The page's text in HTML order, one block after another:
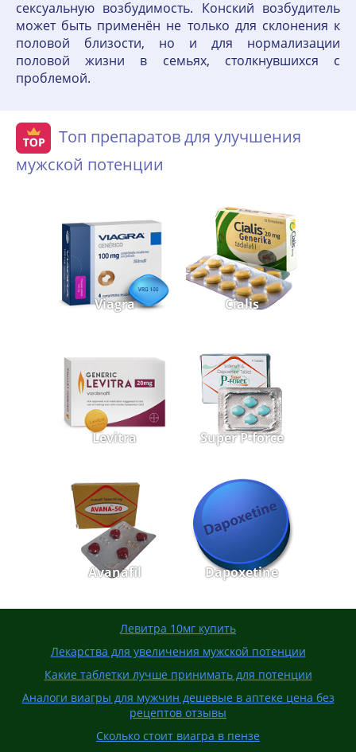
сексуальную возбудимость. Конский возбудитель
может быть применён не только для склонения к
половой близости, но и для нормализации
половой жизни в семьях, столкнувшихся с
проблемой.
Топ препаратов для улучшения
мужской потенции
Viagra Cialis
Levitra Super P-force
Avanafil Dapoxetine
Левитра 10мг купить
Лекарства для увеличения мужской потенции
Какие таблетки лучше принимать для потенции
Аналоги виагры для мужчин дешевые в аптеке цена без
рецептов отзывы
Сколько стоит виагра в пензе